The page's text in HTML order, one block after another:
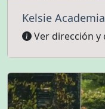
Kelsie
Ver dirección y